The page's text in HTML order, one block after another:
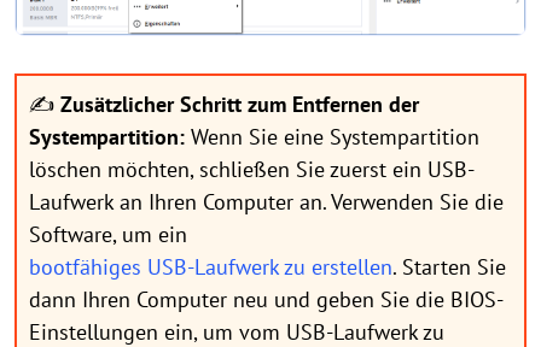
✍ Zusätzlicher Schritt zum Entfernen der
Systempartition: Wenn Sie eine Systempartition
löschen möchten, schließen Sie zuerst ein USB-
Laufwerk an Ihren Computer an. Verwenden Sie die
Software, um ein
bootfähiges USB-Laufwerk zu erstellen. Starten Sie
dann Ihren Computer neu und geben Sie die BIOS-
Einstellungen ein, um vom USB-Laufwerk zu